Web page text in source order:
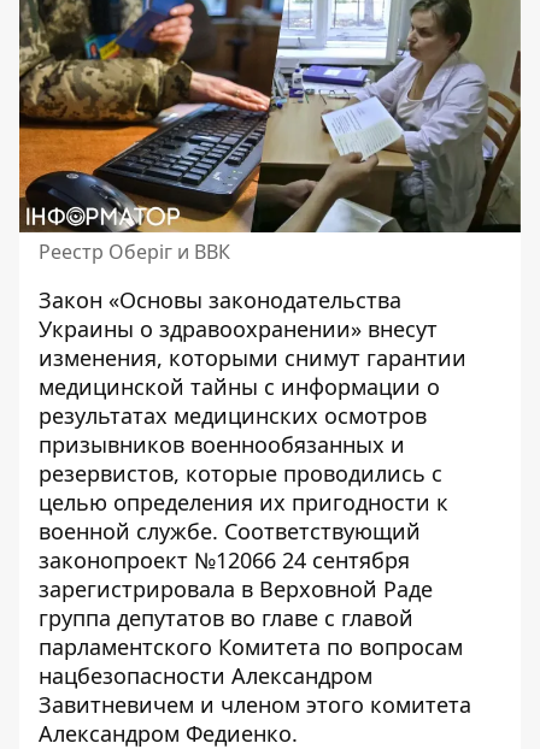
Реестр Оберіг и ВВК
Закон «Основы законодательства
Украины о здравоохранении» внесут
изменения, которыми снимут гарантии
медицинской тайны с информации о
результатах медицинских осмотров
призывников военнообязанных и
резервистов, которые проводились с
целью определения их пригодности к
военной службе. Соответствующий
законопроект №12066 24 сентября
зарегистрировала в Верховной Раде
группа депутатов во главе с главой
парламентского Комитета по вопросам
нацбезопасности Александром
Завитневичем и членом этого комитета
Александром Федиенко.